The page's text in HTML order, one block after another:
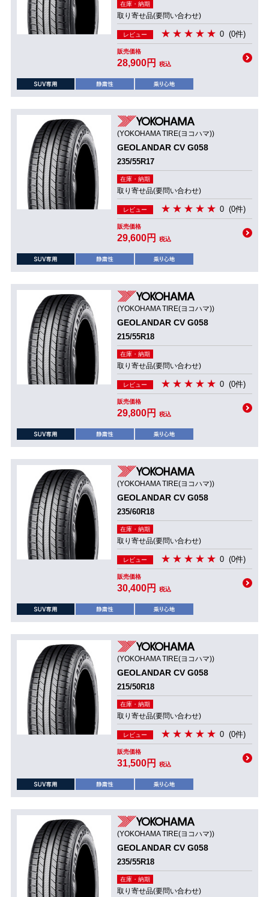
在庫・納期
取り寄せ品(要問い合わせ)
レビュー 0 (0件)
販売価格
28,900円 税込
(YOKOHAMA TIRE(ヨコハマ))
GEOLANDAR CV G058
235/55R17
在庫・納期
取り寄せ品(要問い合わせ)
レビュー 0 (0件)
販売価格
29,600円 税込
(YOKOHAMA TIRE(ヨコハマ))
GEOLANDAR CV G058
215/55R18
在庫・納期
取り寄せ品(要問い合わせ)
レビュー 0 (0件)
販売価格
29,800円 税込
(YOKOHAMA TIRE(ヨコハマ))
GEOLANDAR CV G058
235/60R18
在庫・納期
取り寄せ品(要問い合わせ)
レビュー 0 (0件)
販売価格
30,400円 税込
(YOKOHAMA TIRE(ヨコハマ))
GEOLANDAR CV G058
215/50R18
在庫・納期
取り寄せ品(要問い合わせ)
レビュー 0 (0件)
販売価格
31,500円 税込
(YOKOHAMA TIRE(ヨコハマ))
GEOLANDAR CV G058
235/55R18
在庫・納期
取り寄せ品(要問い合わせ)